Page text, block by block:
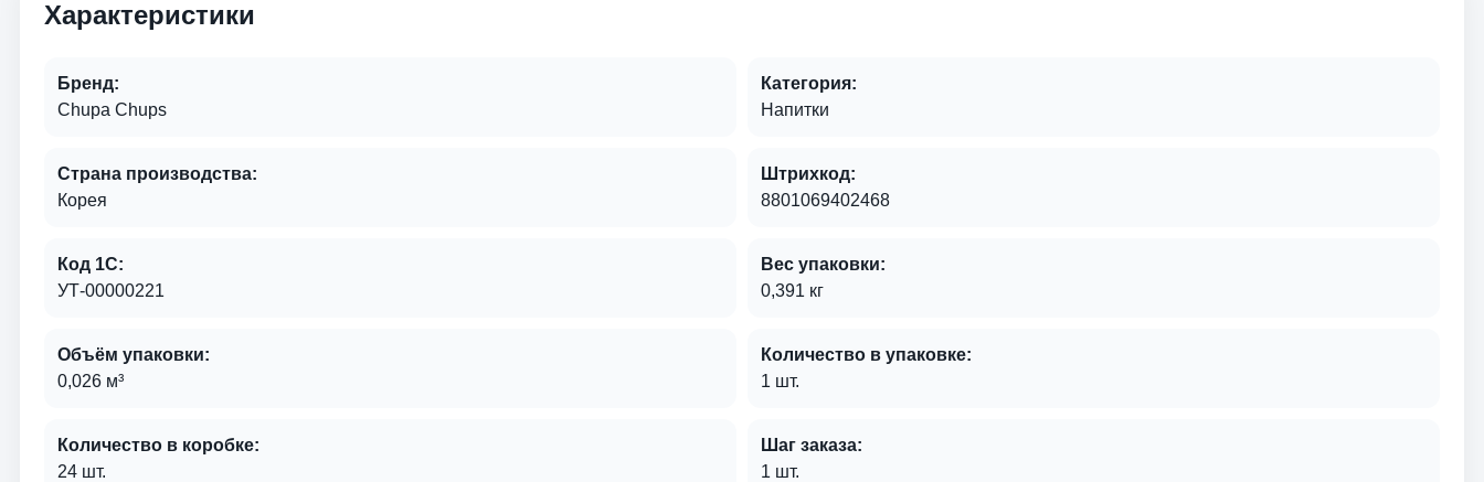
Характеристики
Бренд:
Chupa Chups
Категория:
Напитки
Страна производства:
Корея
Штрихкод:
8801069402468
Код 1С:
УТ-00000221
Вес упаковки:
0,391 кг
Объём упаковки:
0,026 м³
Количество в упаковке:
1 шт.
Количество в коробке:
24 шт.
Шаг заказа:
1 шт.